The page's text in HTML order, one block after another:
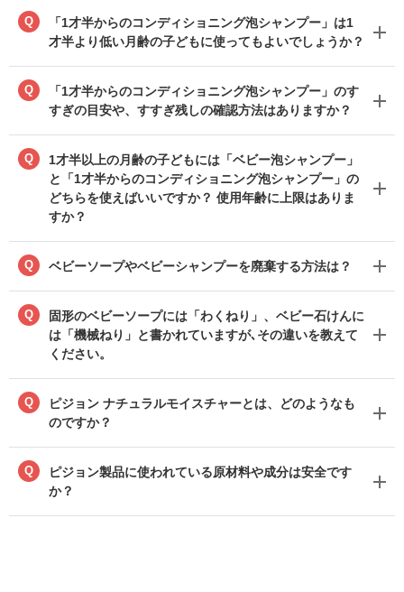
Q
「1才半からのコンディショニング泡シャンプー」は1
才半より低い月齢の子どもに使ってもよいでしょうか？
Q
「1才半からのコンディショニング泡シャンプー」のす
すぎの目安や、すすぎ残しの確認方法はありますか？
Q
1才半以上の月齢の子どもには「ベビー泡シャンプー」
と「1才半からのコンディショニング泡シャンプー」の
どちらを使えばいいですか？ 使用年齢に上限はありま
すか？
Q ベビーソープやベビーシャンプーを廃棄する方法は？
Q
固形のベビーソープには「わくねり」、ベビー石けんに
は「機械ねり」と書かれていますが､その違いを教えて
ください。
Q
ピジョン ナチュラルモイスチャーとは、どのようなも
のですか？
Q
ピジョン製品に使われている原材料や成分は安全です
か？